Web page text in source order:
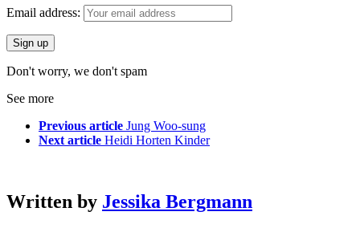
Email address:
Don't worry, we don't spam
See more
Previous article Jung Woo-sung
Next article Heidi Horten Kinder
Written by Jessika Bergmann